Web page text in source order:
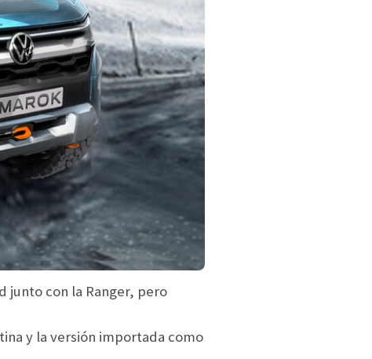
junto con la Ranger, pero
y la versión importada como